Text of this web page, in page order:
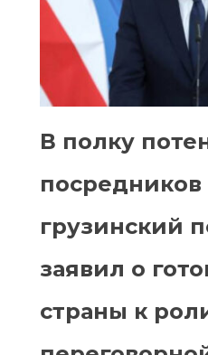
В полку
грузинский
заявил о
страны к